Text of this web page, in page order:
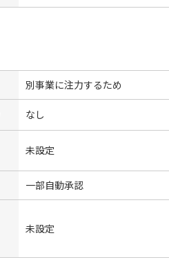
別事業に注力するため
なし
未設定
一部自動承認
未設定